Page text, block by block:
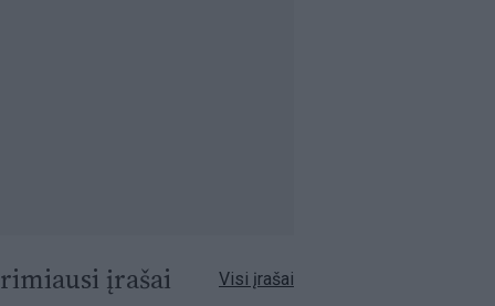
įrašai Visi įrašai